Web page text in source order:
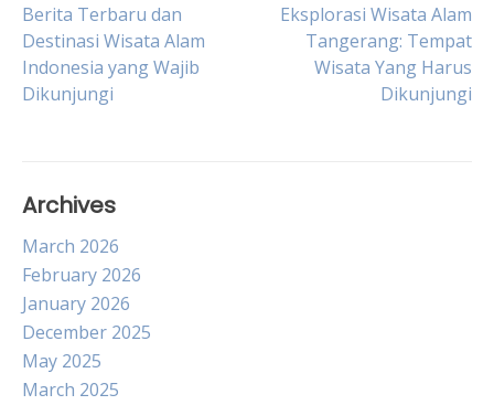
Post
navigation
Berita Terbaru dan
Destinasi Wisata Alam
Indonesia yang Wajib
Dikunjungi
Eksplorasi Wisata Alam
Tangerang: Tempat
Wisata Yang Harus
Dikunjungi
Archives
March 2026
February 2026
January 2026
December 2025
May 2025
March 2025